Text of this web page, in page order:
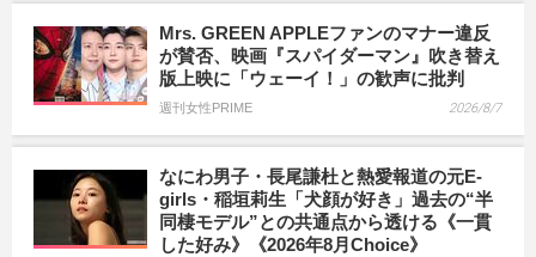
Mrs. GREEN APPLEファンのマナー違反
が賛否、映画『スパイダーマン』吹き替え
版上映に「ウェーイ！」の歓声に批判
週刊女性PRIME 2026/8/7
なにわ男子・長尾謙杜と熱愛報道の元E-
girls・稲垣莉生「犬顔が好き」過去の“半
同棲モデル”との共通点から透ける《一貫
した好み》《2026年8月Choice》